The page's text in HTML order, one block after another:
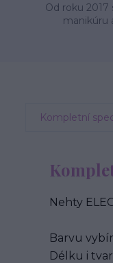
Od roku 2017
manikúru
Kompletní
Nehty
Barvu
Délku i